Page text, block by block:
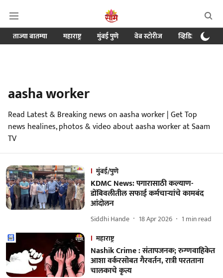
ताज्या बातम्या महाराष्ट्र मुंबई पुणे वेब स्टोरीज व्हिडिओ
aasha worker
Read Latest & Breaking news on aasha worker | Get Top
news healines, photos & video about aasha worker at Saam
TV
मुंबई/पुणे
KDMC News: पगारासाठी कल्याण-
डोंबिवलीतील सफाई कर्मचाऱ्यांचे कामबंद
आंदोलन
Siddhi Hande 18 Apr 2026 1 min read
महाराष्ट्र
Nashik Crime : संतापजनक; रुग्णवाहिकेत
आशा वर्करसोबत गैरवर्तन, रात्री परतताना
चालकाचे कृत्य